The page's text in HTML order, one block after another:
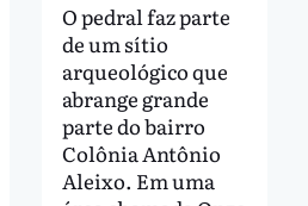
O pedral faz parte
de um sítio
arqueológico que
abrange grande
parte do bairro
Colônia Antônio
Aleixo. Em uma